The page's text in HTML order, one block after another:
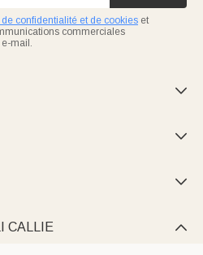
de confidentialité et de cookies et
commerciales
mail.



CALLIE 